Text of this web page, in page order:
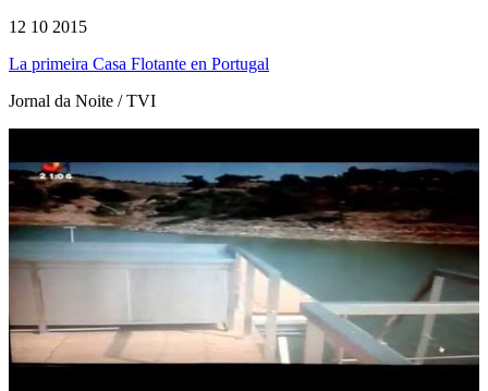
12 10 2015
La primeira Casa Flotante en Portugal
Jornal da Noite / TVI